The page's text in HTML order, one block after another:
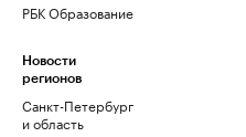
РБК Образование
Новости
регионов
Санкт-Петербург
и область